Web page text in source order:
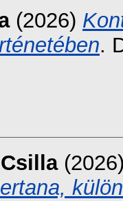
(2026)
.